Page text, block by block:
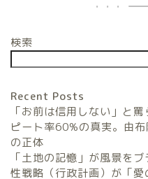
検索
Recent Posts
「お前は信用しない」と
ピート率60%の真実。由
の正体
「土地の記憶」が風景を
性戦略（行政計画）が「